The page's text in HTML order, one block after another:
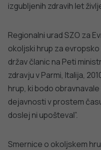
izgubljenih zdravih let
Regionalni urad SZO za
okoljski hrup za
držav članic na Peti
zdravju v Parmi, Italija,
hrup, ki bodo
dejavnosti v prostem
doslej ni upošteval”.
Smernice o okoljskem